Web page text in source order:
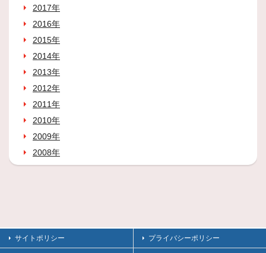
2017年
2016年
2015年
2014年
2013年
2012年
2011年
2010年
2009年
2008年
サイトポリシー プライバシーポリシー